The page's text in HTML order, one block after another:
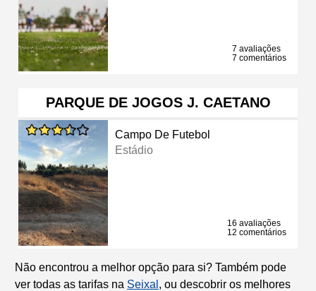
7 avaliações
7 comentários
PARQUE DE JOGOS J. CAETANO
Campo De Futebol
Estádio
16 avaliações
12 comentários
Não encontrou a melhor opção para si? Também pode
ver todas as tarifas na Seixal , ou descobrir os melhores